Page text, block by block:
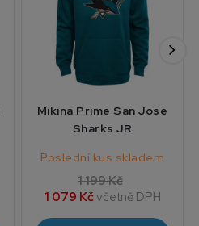
Mikina Prime San Jose
Sharks JR
Poslední kus skladem
1 199 Kč
1 079 Kčvčetně DPH